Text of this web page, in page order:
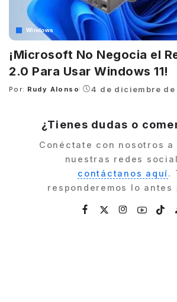
Windows
¡Microsoft No Negocia el
2.0 Para Usar Windows 11!
Posted
Por: Rudy Alonso 4 de diciembre de
¿Tienes dudas o
Conéctate con nosotros a
nuestras redes
contáctanos aquí.
responderemos lo antes